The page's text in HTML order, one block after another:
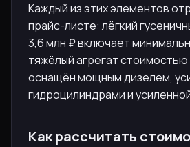
Каждый из этих элементов
прайс-листе: лёгкий
3,6 млн ₽ включает
тяжёлый агрегат
оснащён мощным дизелем,
гидроцилиндрами и
Как рассчитать